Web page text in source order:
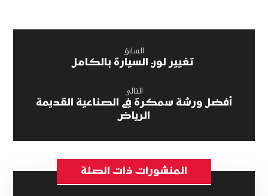
السابق
تغيير لون السيارة بالكامل
التالى
أفضل ورشة سمكرة في الصناعية القديمة
الرياض
المنشورات ذات الصلة